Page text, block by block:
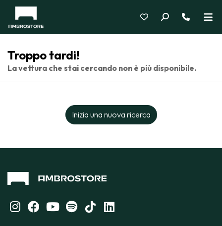
Troppo tardi!
La vettura che stai cercando non è più disponibile.
Inizia una nuova ricerca